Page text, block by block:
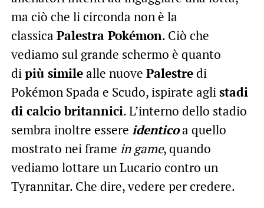
ma ciò che li circonda non è la
classica Palestra Pokémon. Ciò che
vediamo sul grande schermo è quanto
dipiù similealle nuove Palestredi
Pokémon Spada e Scudo, ispirate aglistadi
di calcio britannici. L’interno dello stadio
sembra inoltre essere identicoa quello
mostrato nei frame in game, quando
vediamo lottare un Lucario contro un
Tyrannitar. Che dire, vedere per credere.